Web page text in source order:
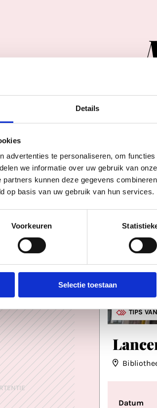
Details
advertenties te personaliseren, om
we informatie over uw gebruik van
kunnen deze gegevens
op basis van uw gebruik van hun services.
Voorkeuren
Selectie toestaan
Amelisweerd
zo: 11:00 -
TIPS
Datum